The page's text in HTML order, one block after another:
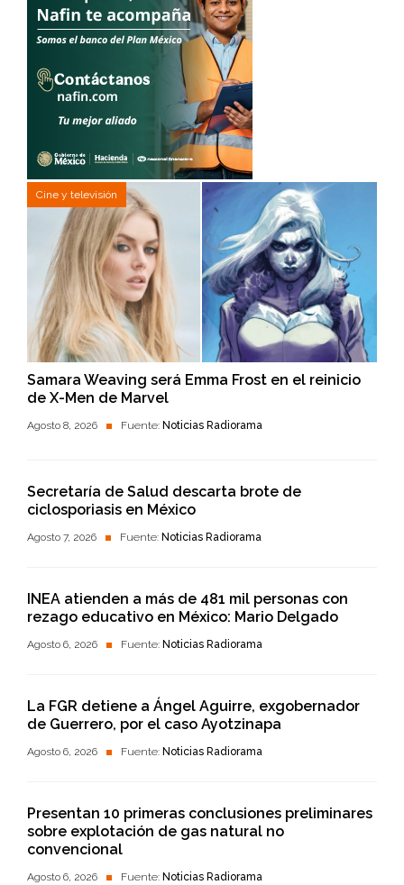
Cine y televisión
Samara Weaving será Emma Frost en el reinicio
de X-Men de Marvel
Agosto 8, 2026 Fuente: Noticias Radiorama
Secretaría de Salud descarta brote de
ciclosporiasis en México
Agosto 7, 2026 Fuente: Noticias Radiorama
INEA atienden a más de 481 mil personas con
rezago educativo en México: Mario Delgado
Agosto 6, 2026 Fuente: Noticias Radiorama
La FGR detiene a Ángel Aguirre, exgobernador
de Guerrero, por el caso Ayotzinapa
Agosto 6, 2026 Fuente: Noticias Radiorama
Presentan 10 primeras conclusiones preliminares
sobre explotación de gas natural no
convencional
Agosto 6, 2026 Fuente: Noticias Radiorama